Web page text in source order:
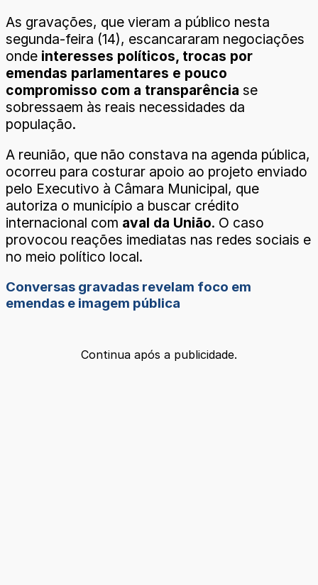
As gravações, que vieram a público nesta
segunda-feira (14), escancararam negociações
onde interesses políticos, trocas por
emendas parlamentares e pouco
compromisso com a transparência se
sobressaem às reais necessidades da
população.
A reunião, que não constava na agenda pública,
ocorreu para costurar apoio ao projeto enviado
pelo Executivo à Câmara Municipal, que
autoriza o município a buscar crédito
internacional com aval da União. O caso
provocou reações imediatas nas redes sociais e
no meio político local.
Conversas gravadas revelam foco em
emendas e imagem pública
Continua após a publicidade.